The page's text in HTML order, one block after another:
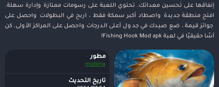
إنفاقها على تحسين معداتك. تحتوي اللعبة على رسومات ممتازة وإدارة سهلة.
افتح منطقة جديدة واصطاد أكبر سمكة فقط ، اربح في البطولات واحصل على
جوائز قيمة ، ضع صيدك في جدول أعلى الدرجات واحصل على المراكز الأولى. كن
آسًا حقيقيًا في لعبة Fishing Hook Mod apk!
مطور
mobirix
تاريخ التحديث